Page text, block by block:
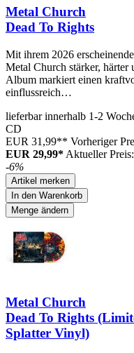
Metal Church
Dead To Rights
Mit ihrem 2026
Metal Church stärker, härter
Album markiert einen
einflussreich…
lieferbar innerhalb 1-2
CD
EUR 31,99** Vorheriger
EUR 29,99* Aktueller
-6%
Artikel merken
In den Warenkorb
Menge ändern
Metal Church
Dead To Rights
Splatter Vinyl)